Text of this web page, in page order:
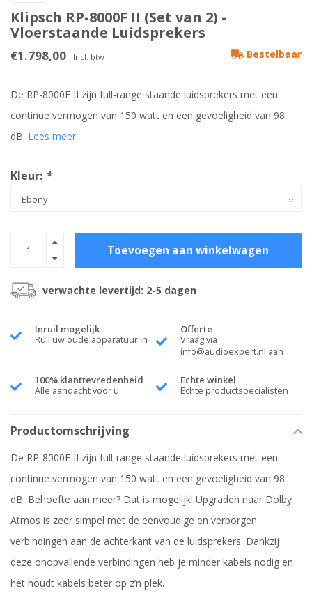
Klipsch RP-8000F II (Set van 2) -
Vloerstaande Luidsprekers
€1.798,00 Incl. btw Bestelbaar
De RP-8000F II zijn full-range staande luidsprekers met een
continue vermogen van 150 watt en een gevoeligheid van 98
dB. Lees meer..
Kleur: *
Toevoegen aan winkelwagen
verwachte levertijd: 2-5 dagen
Inruil mogelijk
Ruil uw oude apparatuur in
Offerte
Vraag via
info@audioexpert.nl aan
100% klanttevredenheid
Alle aandacht voor u
Echte winkel
Echte productspecialisten
Productomschrijving
De RP-8000F II zijn full-range staande luidsprekers met een
continue vermogen van 150 watt en een gevoeligheid van 98
dB. Behoefte aan meer? Dat is mogelijk! Upgraden naar Dolby
Atmos is zeer simpel met de eenvoudige en verborgen
verbindingen aan de achterkant van de luidsprekers. Dankzij
deze onopvallende verbindingen heb je minder kabels nodig en
het houdt kabels beter op z’n plek.